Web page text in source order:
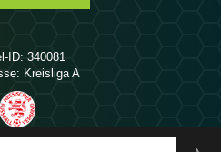
ID: 340081
Kreisliga A